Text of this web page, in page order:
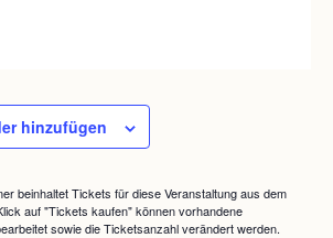
hinzufügen
beinhaltet Tickets für diese Veranstaltung aus dem
auf "Tickets kaufen" können vorhandene
sowie die Ticketsanzahl verändert werden.